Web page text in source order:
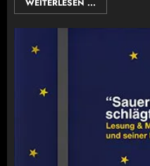
WEITERLESEN ...